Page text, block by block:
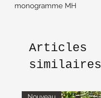
monogramme MH
Articles
similaires